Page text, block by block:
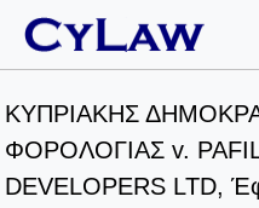
ΚΥΠΡΙΑΚΗΣ
ΦΟΡΟΛΟΓΙΑΣ v.
DEVELOPERS LTD,